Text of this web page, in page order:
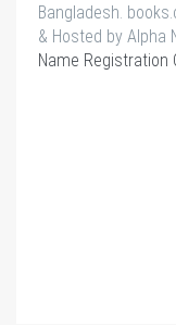
Bangladesh.
& Hosted by Alpha
Name Registration